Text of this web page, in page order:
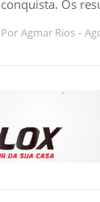
conquista. Os
Por Agmar Rios -